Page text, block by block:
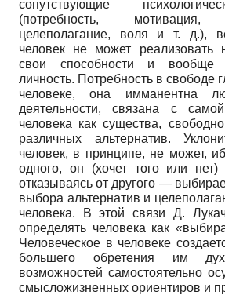
сопутствующие
(потребность, мотивация,
целеполагание, воля и т. д.),
человек не может реализовать
свои способности и вообще
личность. Потребность в свободе
человеке, она имманентна
деятельности, связана с
человека как существа,
различных альтернатив.
человек, в принципе, не может,
одного, он (хочет того или нет)
отказываясь от другого —
выбора альтернатив и
человека. В этой связи Д.
определять человека как
Человеческое в человеке
большего обретения им
возможностей самостоятельно
смысложизненных ориентиров и